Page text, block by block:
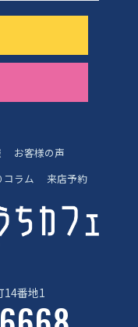
14番地1
お客様の声
コラム 来店予約